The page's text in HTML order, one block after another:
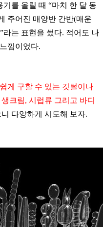
기를 올릴 때 “마치 한 달 동
주어진 매양반 간반(매운
”라는 표현을 썼다. 적어도 나
느낌이었다.
쉽게 구할 수 있는 깃털이나
생크림, 시럽류 그리고 바디
다양하게 시도해 보자.